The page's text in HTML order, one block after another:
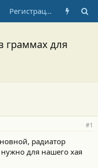
Регистрация
граммах для
#1
радиатор
для нашего хая